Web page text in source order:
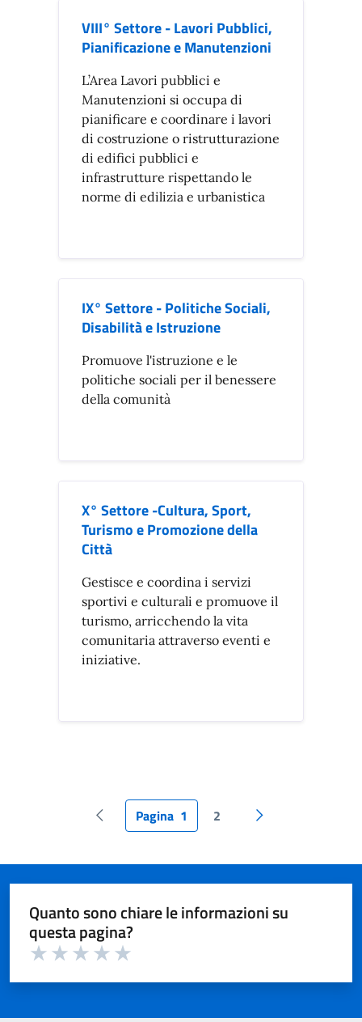
VIII° Settore - Lavori Pubblici,
Pianificazione e Manutenzioni
L’Area Lavori pubblici e
Manutenzioni si occupa di
pianificare e coordinare i lavori
di costruzione o ristrutturazione
di edifici pubblici e
infrastrutture rispettando le
norme di edilizia e urbanistica
IX° Settore - Politiche Sociali,
Disabilità e Istruzione
Promuove l'istruzione e le
politiche sociali per il benessere
della comunità
X° Settore -Cultura, Sport,
Turismo e Promozione della
Città
Gestisce e coordina i servizi
sportivi e culturali e promuove il
turismo, arricchendo la vita
comunitaria attraverso eventi e
iniziative.
Pagina precedente
Pagina 1 2 Pagina successiva
Quanto sono chiare le informazioni su
questa pagina?